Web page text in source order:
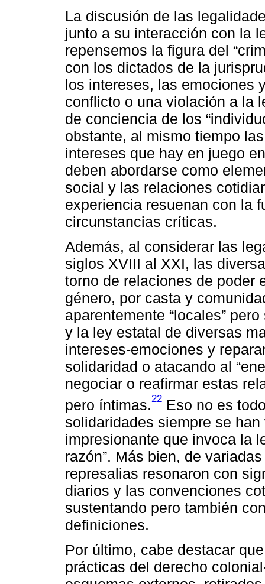
La discusión de las
junto a su interacción con la
repensemos la figura del
con los dictados de la
los intereses, las emociones
conflicto o una violación a la
de conciencia de los
obstante, al mismo tiempo
intereses que hay en juego
deben abordarse como
social y las relaciones
experiencia resuenan con la
circunstancias críticas.
Además, al considerar las
siglos XVIII al XXI, las
torno de relaciones de poder
género, por casta y
aparentemente “locales”
y la ley estatal de diversas
intereses-emociones y
solidaridad o atacando al
negociar o reafirmar estas
pero íntimas.22 Eso no es
solidaridades siempre se
impresionante que invoca la
razón”. Más bien, de
represalias resonaron con
diarios y las convenciones
sustentando pero también
definiciones.
Por último, cabe destacar
prácticas del derecho